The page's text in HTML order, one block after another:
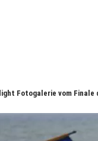
Fotogalerie vom Finale